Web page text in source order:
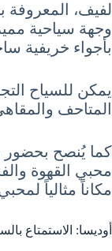
لفيف، المعروفة
وجهة سياحية
بأجواء خريفية
يمكن للسياح
المتاحف
كما يُنصح بحضور
محبي القهوة
مكاناً مثالياً
أوديسا: الاستمتاع